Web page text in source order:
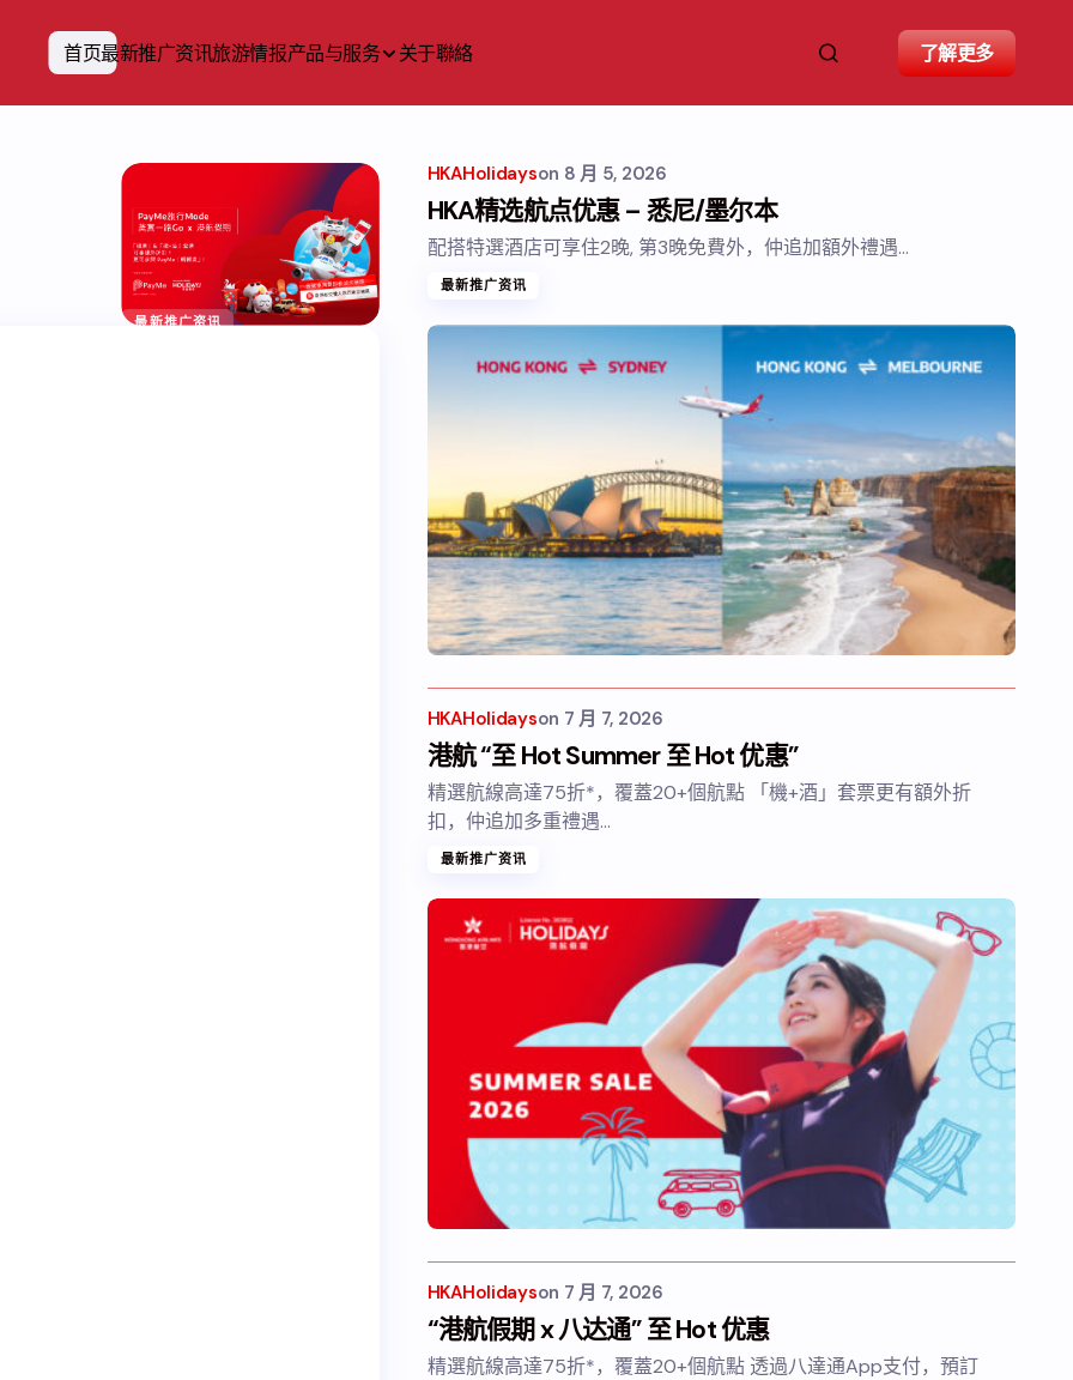
首页最新推广资讯旅游情报产品与服务 关于聯絡 了解更多
最新推广资讯
HKAHolidayson 8 月 5, 2026
HKA精选航点优惠 – 悉尼/墨尔本
配搭特選酒店可享住2晚, 第3晚免費外，仲追加額外禮遇…
最新推广资讯
HKAHolidayson 7 月 7, 2026
港航 “至 Hot Summer 至 Hot 优惠”
精選航線高達75折*，覆蓋20+個航點 「機+酒」套票更有額外折
扣，仲追加多重禮遇…
最新推广资讯
HKAHolidayson 7 月 7, 2026
“港航假期 x 八达通” 至 Hot 优惠
精選航線高達75折*，覆蓋20+個航點 透過八達通App支付，預訂